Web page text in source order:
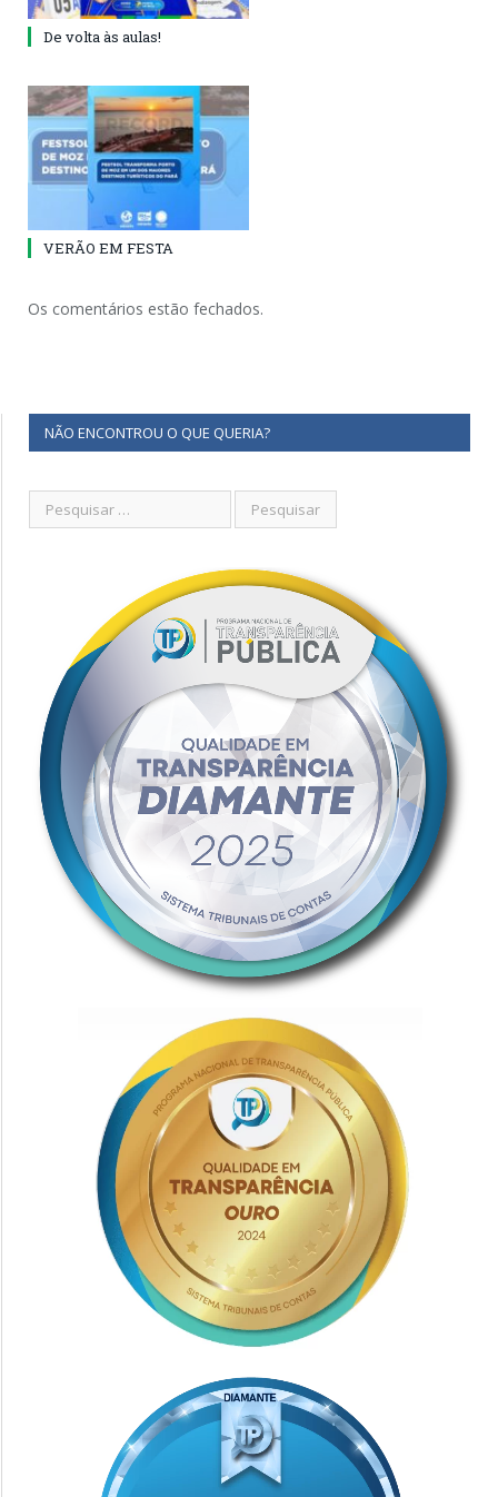
De volta às aulas!
VERÃO EM FESTA
Os comentários estão fechados.
NÃO ENCONTROU O QUE QUERIA?